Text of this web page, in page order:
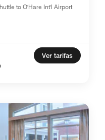
to O'Hare Int'l Airport
Ver tarifas